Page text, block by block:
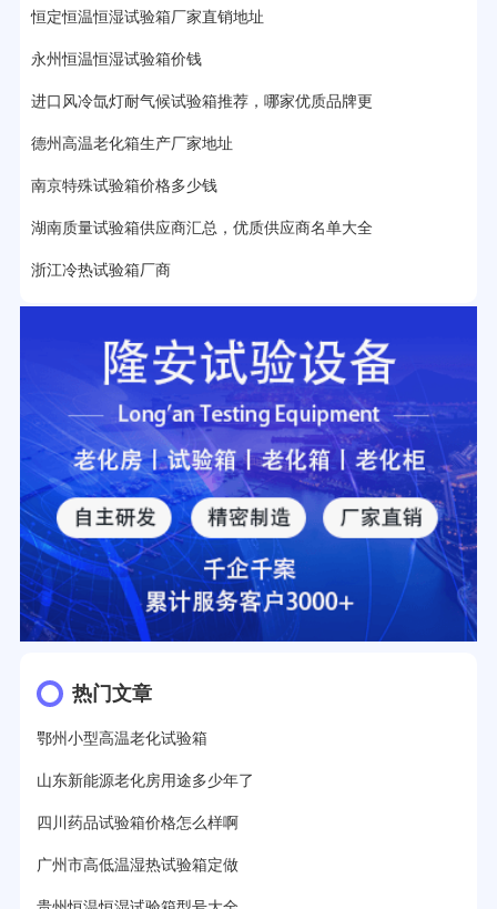
恒定恒温恒湿试验箱厂家直销地址
永州恒温恒湿试验箱价钱
进口风冷氙灯耐气候试验箱推荐，哪家优质品牌更
德州高温老化箱生产厂家地址
南京特殊试验箱价格多少钱
湖南质量试验箱供应商汇总，优质供应商名单大全
浙江冷热试验箱厂商
热门文章
鄂州小型高温老化试验箱
山东新能源老化房用途多少年了
四川药品试验箱价格怎么样啊
广州市高低温湿热试验箱定做